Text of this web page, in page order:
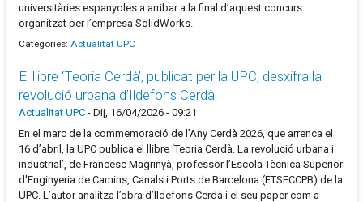
universitàries espanyoles a arribar a la final d’aquest concurs
organitzat per l’empresa SolidWorks.
Categories: Actualitat UPC
El llibre ‘Teoria Cerdà’, publicat per la UPC, desxifra la
revolució urbana d’Ildefons Cerdà
Actualitat UPC - Dij, 16/04/2026 - 09:21
En el marc de la commemoració de l’Any Cerdà 2026, que arrenca el
16 d’abril, la UPC publica el llibre ‘Teoria Cerdà. La revolució urbana i
industrial’, de Francesc Magrinyà, professor l’Escola Tècnica Superior
d'Enginyeria de Camins, Canals i Ports de Barcelona (ETSECCPB) de la
UPC. L’autor analitza l’obra d’Ildefons Cerdà i el seu paper com a